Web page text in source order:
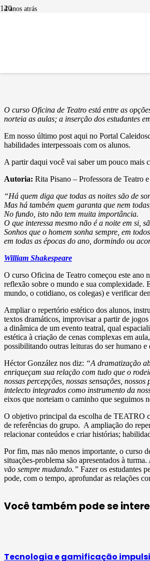
4 anos atrás
O curso Oficina de Teatro está entre as
norteia as aulas; a inserção dos estudantes
Em nosso último post aqui no Portal
habilidades interpessoais com os alunos.
A partir daqui você vai saber um pouco mais
Autoria: Rita Pisano – Professora de Teatro
“Há quem diga que todas as noites são de
Mas há também quem garanta que nem
No fundo, isto não tem muita importância.
O que interessa mesmo não é a noite em si,
Sonhos que o homem sonha sempre, em
em todas as épocas do ano, dormindo ou
William Shakespeare
O curso Oficina de Teatro começou este ano
reflexão sobre o mundo e sua complexidade.
mundo, o cotidiano, os colegas) e verificar
Ampliar o repertório estético dos alunos,
textos dramáticos, improvisar a partir de
a dinâmica de um evento teatral, qual
estética à criação de cenas complexas em
possibilitando outras leituras do ser humano
Héctor González nos diz: “A dramatização
enriqueçam sua relação com tudo que o
nossas percepções, nossas sensações,
intelecto integrados como instrumento da
eixos que norteiam o caminho que seguimos
O objetivo principal da escolha de TEATRO
de referências do grupo. A ampliação do
relacionar conteúdos e criar histórias;
Por fim, mas não menos importante, o curso
situações-problema são apresentados à
vão sempre mudando.” Fazer os estudantes
pode, com o tempo, aprofundar as relações
Você também pode se
Tecnologia e gamificação